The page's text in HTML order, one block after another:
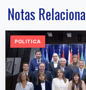
Notas
POLITICA